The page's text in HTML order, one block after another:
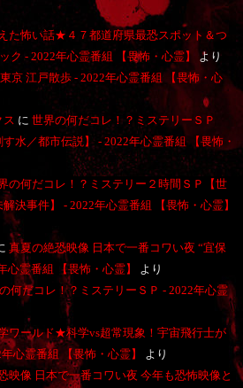
た怖い話★４７都道府県最恐スポット＆つ
ク - 2022年心霊番組 【畏怖・心霊】
より
京 江戸散歩 - 2022年心霊番組 【畏怖・心
ス に 世界の何だコレ！？ミステリーＳＰ
水／都市伝説】 - 2022年心霊番組 【畏怖・
の何だコレ！？ミステリー２時間ＳＰ【世
決事件】 - 2022年心霊番組 【畏怖・心霊】
真夏の絶恐映像 日本で一番コワい夜 “宜保
心霊番組 【畏怖・心霊】
より
何だコレ！？ミステリーＳＰ - 2022年心霊
ワールド★科学vs超常現象！宇宙飛行士が
心霊番組 【畏怖・心霊】
より
映像 日本で一番コワい夜 今年も恐怖映像と